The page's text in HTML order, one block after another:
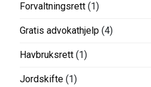
Forvaltningsrett (1)
Gratis advokathjelp (4)
Havbruksrett (1)
Jordskifte (1)